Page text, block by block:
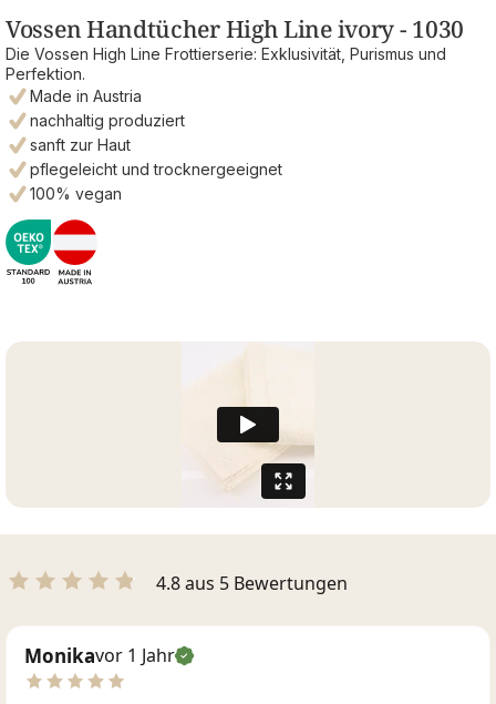
Vossen Handtücher High Line ivory - 1030
Die Vossen High Line Frottierserie: Exklusivität, Purismus und
Perfektion.
Made in Austria
nachhaltig produziert
sanft zur Haut
pflegeleicht und trocknergeeignet
100% vegan
4.8 aus 5 Bewertungen
Monikavor 1 Jahr